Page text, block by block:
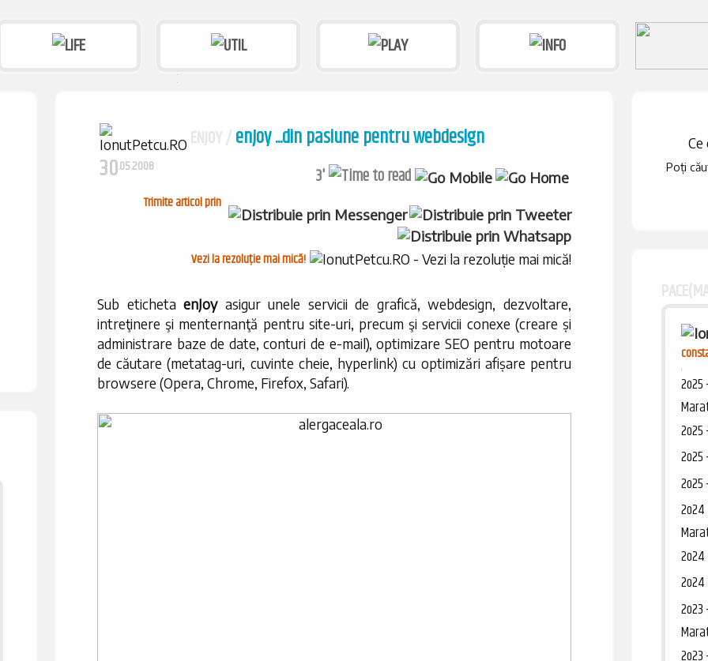
30.05.2008
ENJOY /enJoy ...din pasiune pentru webdesign
3'
Trimite articol prin
Vezi la rezoluție mai mică!
Sub etichetaenJoyasigur unele servicii de grafică, webdesign, dezvoltare,
intreţinere şi menternanţă pentru site-uri, precum şi servicii conexe (creare și
administrare baze de date, conturi de e-mail), optimizare SEO pentru motoare
de căutare (metatag-uri, cuvinte cheie, hyperlink) cu optimizări afișare pentru
browsere (Opera, Chrome, Firefox, Safari).
Poți